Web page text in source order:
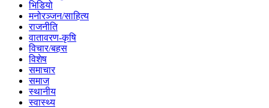
भिडियो
मनोरञ्जन/साहित्य
राजनीति
वातावरण-कृषि
विचार/बहस
विशेष
समाचार
समाज
स्थानीय
स्वास्थ्य